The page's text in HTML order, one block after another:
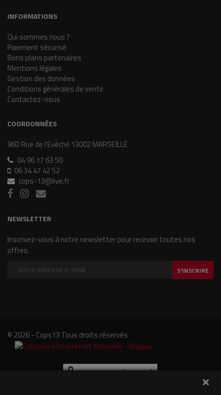
INFORMATIONS
Qui sommes nous ?
Paiement sécurisé
Bons plans partenaires
Mentions légales
Gestion des données
Conditions générales de vente
Contactez-nous
COORDONNÉES
96D Rue de l'Evêché 13002 MARSEILLE
04 96 17 63 50
06 34 47 42 52
cops-13@live.fr
NEWSLETTER
Inscrivez-vous à notre newsletter pour recevoir toutes nos
offres.
S'INSCRIRE
© 2026 - Cops13 Tous droits réservés